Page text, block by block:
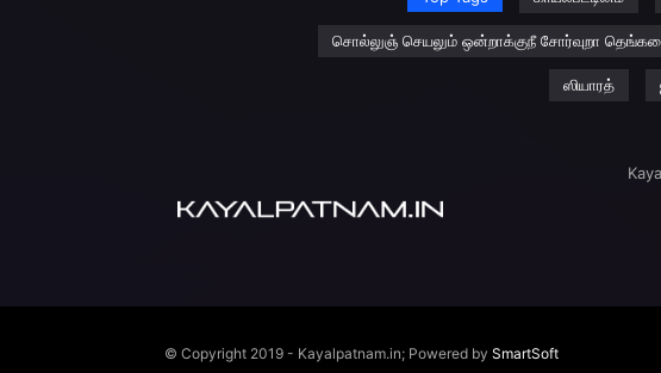
சொல்லுஞ் செயலும் ஒன்றாக்குநீ சோர்வுறா
ஸியாரத்
© Copyright 2019 - Kayalpatnam.in; Powered by SmartSoft